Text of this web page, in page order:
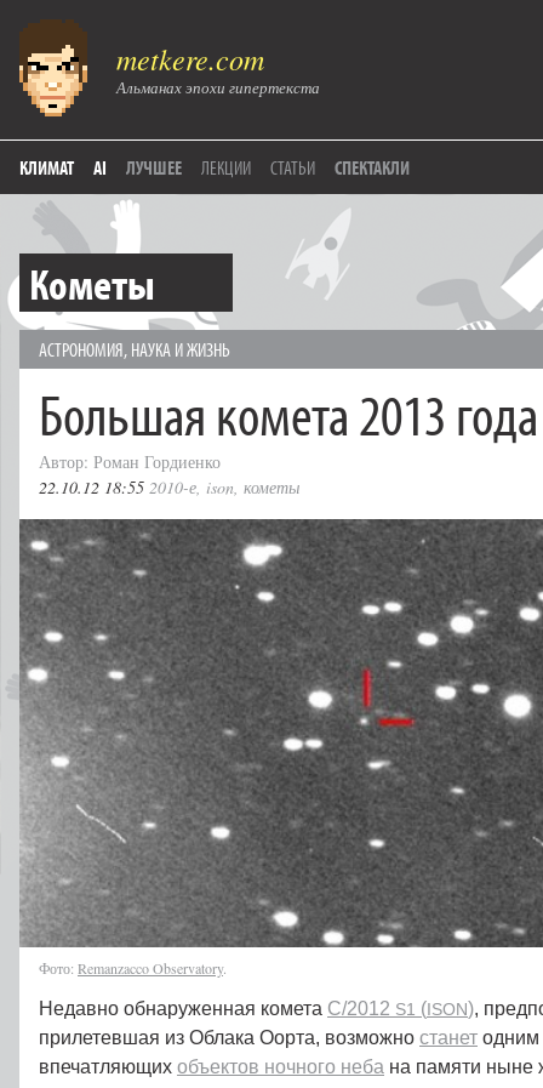
metkere.com
Альманах эпохи гипертекста
КЛИМАТ AI ЛУЧШЕЕ ЛЕКЦИИ СТАТЬИ СПЕКТАКЛИ
Кометы
АСТРОНОМИЯ, НАУКА И ЖИЗНЬ
Большая комета 2013 года
Автор: Роман Гордиенко
22.10.12 18:55 2010-е, ison, кометы
Фото: Remanzacco Observatory.
Недавно обнаруженная комета C/2012 S1 (ISON),
прилетевшая из Облака Оорта, возможно станет одним
впечатляющих объектов ночного неба на памяти ныне